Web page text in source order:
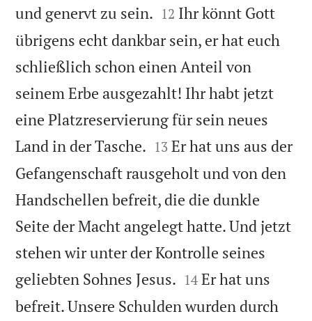
und genervt zu sein. 

12 Ihr könnt Gott
übrigens echt dankbar sein, er hat euch
schließlich schon einen Anteil von
seinem Erbe ausgezahlt! Ihr habt jetzt
eine Platzreservierung für sein neues
Land in der Tasche. 

13 Er hat uns aus der
Gefangenschaft rausgeholt und von den
Handschellen befreit, die die dunkle
Seite der Macht angelegt hatte. Und jetzt
stehen wir unter der Kontrolle seines
geliebten Sohnes Jesus. 

14 Er hat uns
befreit. Unsere Schulden wurden durch